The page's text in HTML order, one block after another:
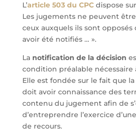
L’article 503 du CPCdispose
Les jugements ne peuvent
ceux auxquels ils sont opposés
avoir été notifiés … ».
La notification de la décision
condition préalable nécessaire
Elle est fondée sur le fait que
doit avoir connaissance des
contenu du jugement afin de
d’entreprendre l’exercice
de recours.